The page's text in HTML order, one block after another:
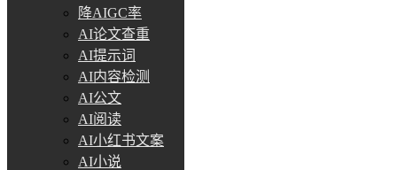
降AIGC率
AI论文查重
AI提示词
AI内容检测
AI公文
AI阅读
AI小红书文案
AI小说